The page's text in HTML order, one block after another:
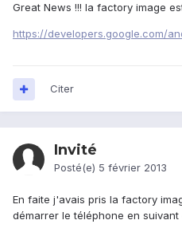
Great News !!! la factory image
https://developers.google.com/
Citer
Invité
Posté(e) 5 février 2013
En faite j'avais pris la factory
démarrer le téléphone en suivant